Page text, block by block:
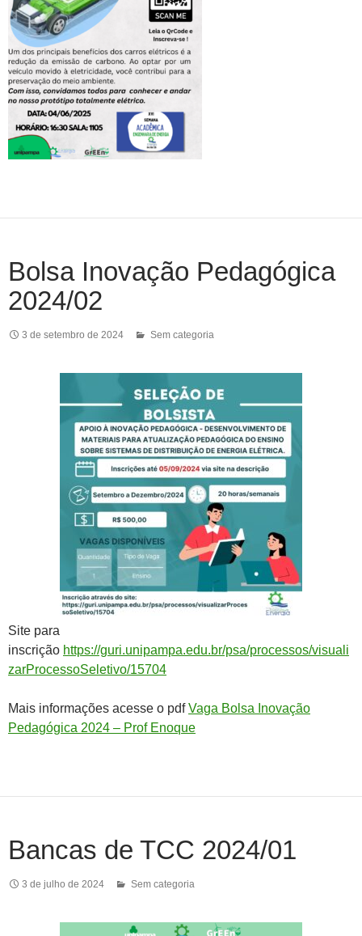
Bolsa Inovação Pedagógica
2024/02
3 de setembro de 2024 Sem categoria
Site para
inscrição https://guri.unipampa.edu.br/psa/processos/visuali
zarProcessoSeletivo/15704
Mais informações acesse o pdfVaga Bolsa Inovação
Pedagógica 2024 – Prof Enoque
Bancas de TCC 2024/01
3 de julho de 2024 Sem categoria